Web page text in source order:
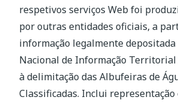
respetivos serviços Web foi
por outras entidades oficiais, a
informação legalmente depositada
Nacional de Informação
à delimitação das Albufeiras de
Classificadas. Inclui representação